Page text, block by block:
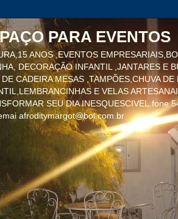
PARA EVENTOS
ANOS ,EVENTOS
DECORAÇÃO INFANTIL ,JANTARES E
CADEIRA MESAS ,TAMPÕES,CHUVA DE
E VELAS
SEU DIA INESQUESCIVEL.fone
afroditymargot@bol.com.br